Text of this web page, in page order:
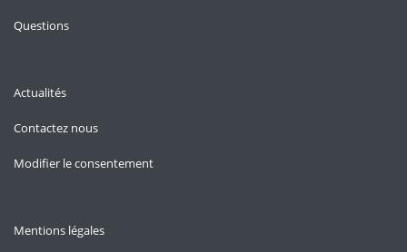
Questions
Actualités
Contactez nous
Modifier le consentement
Mentions légales